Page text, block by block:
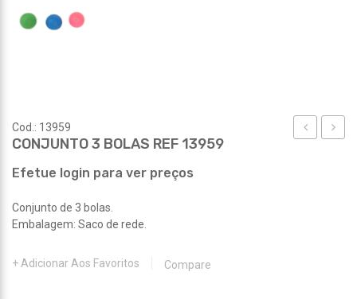
Cod.: 13959
CONJUNTO 3 BOLAS REF 13959
Efetue login para ver preços
Conjunto de 3 bolas.
Embalagem: Saco de rede.
Adicionar Aos Favoritos Compare